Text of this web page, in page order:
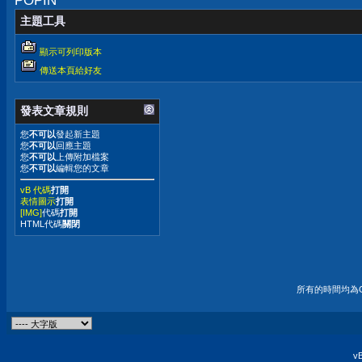
主題工具
顯示可列印版本
傳送本頁給好友
發表文章規則
您不可以發起新主題
您不可以回應主題
您不可以 上傳附加檔案
您不可以編輯您的文章
vB 代碼打開
表情圖示打開
[IMG]代碼打開
HTML代碼關閉
所有的時間均為